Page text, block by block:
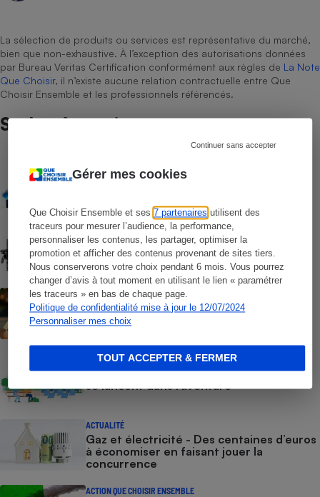
Gérer mes cookies
Que Choisir Ensemble et ses7 partenaires utilisent des
traceurs pour mesurer l’audience, la performance,
personnaliser les contenus, les partager, optimiser la
promotion et afficher des contenus provenant de sites tiers.
Nous conserverons votre choix pendant 6 mois. Vous pourrez
changer d’avis à tout moment en utilisant le lien « paramétrer
les traceurs » en bas de chaque page.
Politique de confidentialité mise à jour le 12/07/2024
Personnaliser mes choix
Continuer sans accepter
TOUT ACCEPTER & FERMER
La sélection de produits ou services est représentative du marché,
bien que non-exhaustive. À l’exception des autorisations données
par Bureau Veritas Certification conformément aux règles de La Note
Que Choisir, il n’existe aucune relation contractuelle entre Que
Choisir Ensemble et les professionnels référencés.
Sur le même sujet
Comparateur Gaz & Électricité gratuit -
COMMENT NOUS TESTONS
Batteries domestiques - Le protocole
ACTUALITÉ
Prix de l’électricité - Les tarifs
réglementés vont repartir à la hausse au
ENQUÊTE
Énergie citoyenne - Quand des habitants
se lancent dans l’aventure
ACTUALITÉ
Gaz et électricité - Des centaines d’euros
à économiser en faisant jouer la
concurrence
ACTION QUE CHOISIR ENSEMBLE